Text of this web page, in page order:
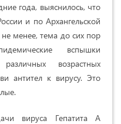
года, выяснилось, что
и по Архангельской
менее, тема до сих пор
вспышки
возрастных
антител к вирусу. Это
вируса Гепатита А